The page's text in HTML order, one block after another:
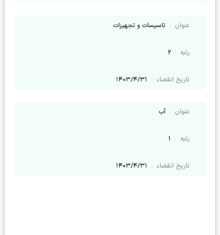
عنوان : تاسیسات و تجهیزات
رتبه :
2
تاریخ انقضاء : ۱۴۰۳/۴/۳۱
عنوان : آب
رتبه :
1
تاریخ انقضاء : ۱۴۰۳/۴/۳۱